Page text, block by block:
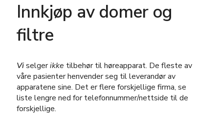
Innkjøp av domer og
filtre
Viselgerikke tilbehør til høreapparat. De fleste av
våre pasienter henvender seg til leverandør av
apparatene sine. Det er flere forskjellige firma, se
liste lengre ned for telefonnummer/nettside til de
forskjellige.